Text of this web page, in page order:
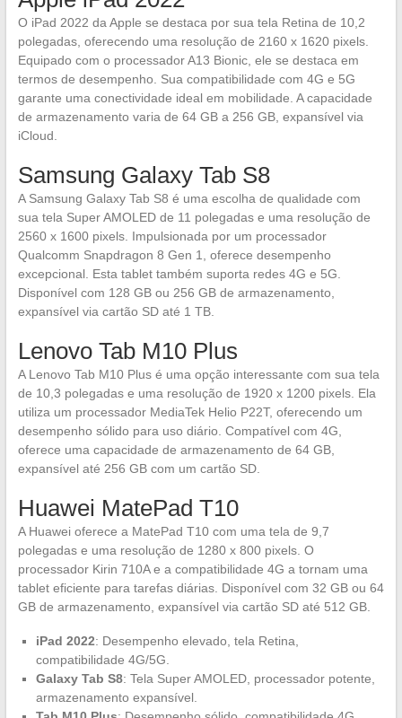
O iPad 2022 da Apple se destaca por sua tela Retina de 10,2
polegadas, oferecendo uma resolução de 2160 x 1620 pixels.
Equipado com o processador A13 Bionic, ele se destaca em
termos de desempenho. Sua compatibilidade com 4G e 5G
garante uma conectividade ideal em mobilidade. A capacidade
de armazenamento varia de 64 GB a 256 GB, expansível via
iCloud.
Samsung Galaxy Tab S8
A Samsung Galaxy Tab S8 é uma escolha de qualidade com
sua tela Super AMOLED de 11 polegadas e uma resolução de
2560 x 1600 pixels. Impulsionada por um processador
Qualcomm Snapdragon 8 Gen 1, oferece desempenho
excepcional. Esta tablet também suporta redes 4G e 5G.
Disponível com 128 GB ou 256 GB de armazenamento,
expansível via cartão SD até 1 TB.
Lenovo Tab M10 Plus
A Lenovo Tab M10 Plus é uma opção interessante com sua tela
de 10,3 polegadas e uma resolução de 1920 x 1200 pixels. Ela
utiliza um processador MediaTek Helio P22T, oferecendo um
desempenho sólido para uso diário. Compatível com 4G,
oferece uma capacidade de armazenamento de 64 GB,
expansível até 256 GB com um cartão SD.
Huawei MatePad T10
A Huawei oferece a MatePad T10 com uma tela de 9,7
polegadas e uma resolução de 1280 x 800 pixels. O
processador Kirin 710A e a compatibilidade 4G a tornam uma
tablet eficiente para tarefas diárias. Disponível com 32 GB ou 64
GB de armazenamento, expansível via cartão SD até 512 GB.
iPad 2022: Desempenho elevado, tela Retina,
compatibilidade 4G/5G.
Galaxy Tab S8: Tela Super AMOLED, processador potente,
armazenamento expansível.